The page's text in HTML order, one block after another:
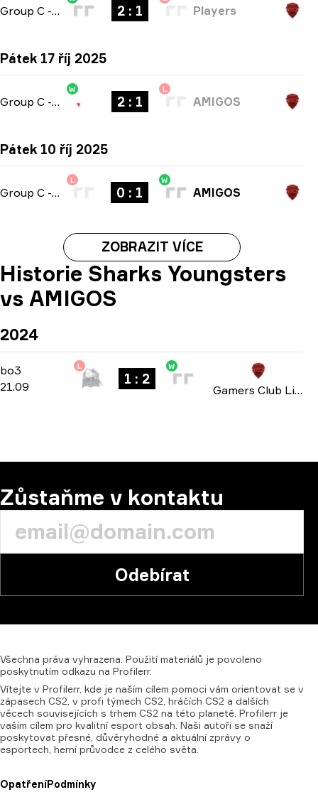
Group C - bo3 2 : 1 Players
Pátek 17 říj 2025
Group C - bo3
W
2 : 1
L
AMIGOS
Pátek 10 říj 2025
Group C - bo1
L
0 : 1
W
AMIGOS
ZOBRAZIT VÍCE
Historie Sharks Youngsters
vs AMIGOS
2024
bo3 -bo3
21.09
L
1 : 2
W
Gamers Club Liga Série A: September 2024
Zůstaňme v kontaktu
Odebírat
Všechna práva vyhrazena. Použití materiálů je povoleno
poskytnutím odkazu na Profilerr.
Vítejte v Profilerr, kde je naším cílem pomoci vám orientovat se v
zápasech CS2, v profi týmech CS2, hráčích CS2 a dalších
věcech souvisejících s trhem CS2 na této planetě. Profilerr je
vaším cílem pro kvalitní esport obsah. Naši autoři se snaží
poskytovat přesné, důvěryhodné a aktuální zprávy o
esportech, herní průvodce z celého světa.
OpatřeníPodmínky